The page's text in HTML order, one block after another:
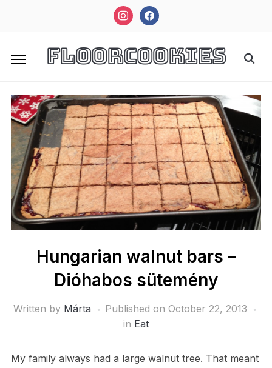
instagramfacebook
FloorCookies
Hungarian walnut bars –
Dióhabos sütemény
Written by Márta Published on October 22, 2013
in Eat
My family always had a large walnut tree. That meant